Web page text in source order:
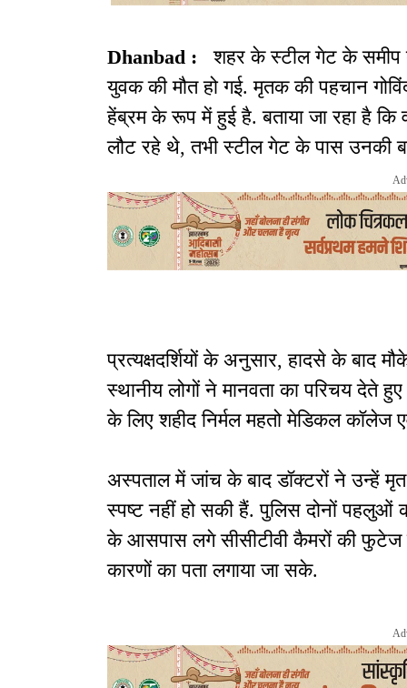
Dhanbad :
शहर के स्टील गेट के समीप
युवक की मौत हो गई. मृतक की पहचान
हेंब्रम के रूप में हुई है. बताया जा रहा है
लौट रहे थे, तभी स्टील गेट के पास उनकी
प्रत्यक्षदर्शियों के अनुसार, हादसे के बाद
स्थानीय लोगों ने मानवता का परिचय देते
के लिए शहीद निर्मल महतो मेडिकल
अस्पताल में जांच के बाद डॉक्टरों ने उन्हें
स्पष्ट नहीं हो सकी हैं. पुलिस दोनों
के आसपास लगे सीसीटीवी कैमरों की फुटेज
कारणों का पता लगाया जा सके.